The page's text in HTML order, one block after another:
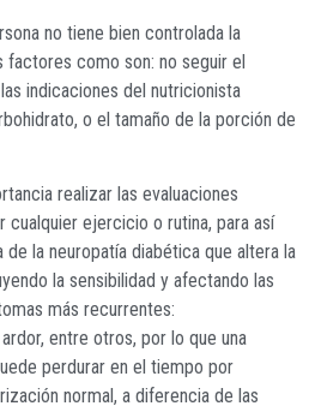
no tiene bien controlada la
factores como son: no seguir el
indicaciones del nutricionista
o el tamaño de la porción de
realizar las evaluaciones
ejercicio o rutina, para así
la neuropatía diabética que altera la
la sensibilidad y afectando las
más recurrentes:
entre otros, por lo que una
perdurar en el tiempo por
normal, a diferencia de las